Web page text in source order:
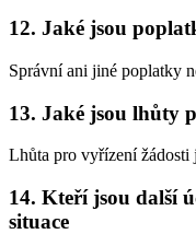
12. Jaké jsou
Správní ani jiné poplatky
13. Jaké jsou lhůty
Lhůta pro vyřízení žádosti
14. Kteří jsou další
situace